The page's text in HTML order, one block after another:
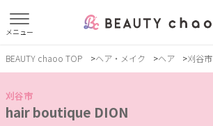
メニュー
すでに会員の方 はじめてご利用の方
BEAUTY chaoo TOP ヘア・メイク ヘア 刈谷市
刈谷市
hair boutique DION